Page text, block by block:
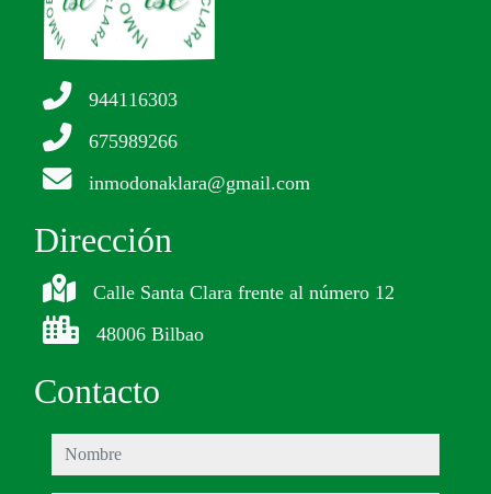
944116303
675989266
inmodonaklara@gmail.com
Dirección
Calle Santa Clara frente al número 12
48006 Bilbao
Contacto
nombre